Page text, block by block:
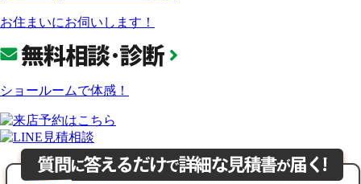
お住まいにお伺いします！
ショールームで体感！